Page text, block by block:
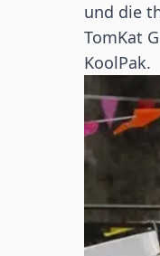
und die
TomKat
KoolPak.